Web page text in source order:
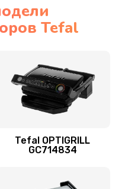
Tefal
Tefal OPTIGRILL
GC714834